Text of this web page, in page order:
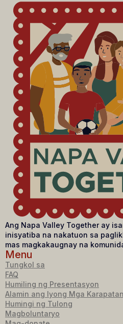
Ang Napa Valley Together ay
inisyatiba na nakatuon sa
mas magkakaugnay na
Menu
Tungkol sa
FAQ
Humiling ng Presentasyon
Alamin ang Iyong Mga Karapatan
Humingi ng Tulong
Magboluntaryo